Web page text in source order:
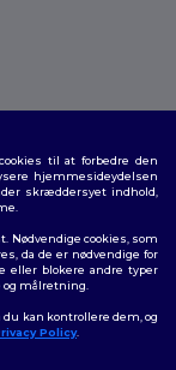
|Politik for
til at forbedre den
hjemmesideydelsen
skræddersyet indhold,
Nødvendige cookies, som
da de er nødvendige for
eller blokere andre typer
målretning.
du kan kontrollere dem, og
Policy.